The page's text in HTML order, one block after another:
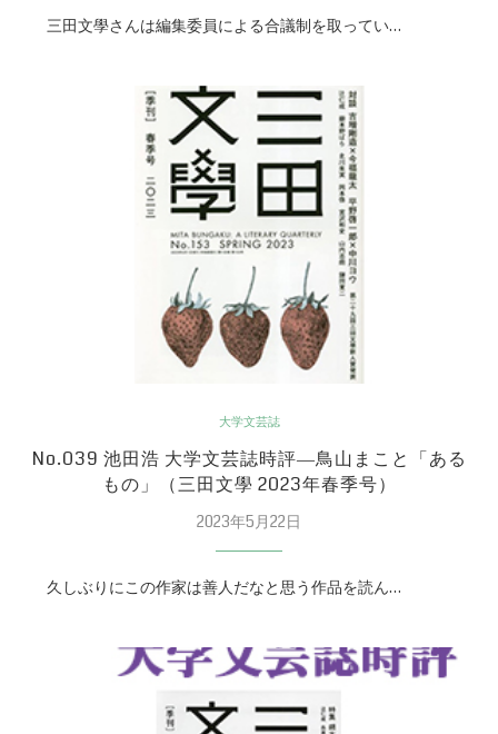
三田文學さんは編集委員による合議制を取ってい…
大学文芸誌
No.039 池田浩 大学文芸誌時評―鳥山まこと「ある
もの」（三田文學 2023年春季号）
2023年5月22日
久しぶりにこの作家は善人だなと思う作品を読ん…